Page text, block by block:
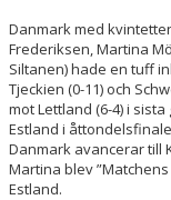
Danmark med
Frederiksen, Martina
Siltanen) hade en tuff
Tjeckien (0-11) och
mot Lettland (6-4) i
Estland i
Danmark avancerar till
Martina blev
Estland.